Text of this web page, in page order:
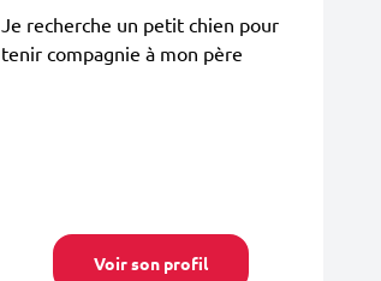
Je recherche un petit chien pour
tenir compagnie à mon père
Voir son profil